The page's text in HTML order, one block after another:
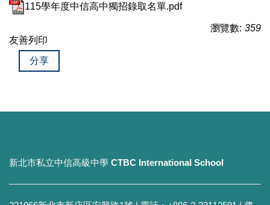
115學年度中信高中獨招錄取名單.pdf
瀏覽數: 359
友善列印
分享
新北市私立中信高級中學 CTBC International School